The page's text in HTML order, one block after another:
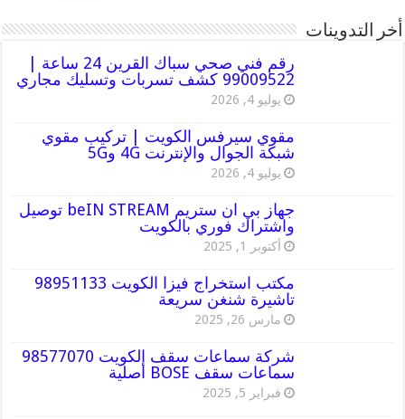
أخر التدوينات
رقم فني صحي سباك القرين 24 ساعة |
99009522 كشف تسربات وتسليك مجاري
يوليو 4, 2026
مقوي سيرفس الكويت | تركيب مقوي
شبكة الجوال والإنترنت 4G و5G
يوليو 4, 2026
جهاز بي ان ستريم beIN STREAM توصيل
واشتراك فوري بالكويت
أكتوبر 1, 2025
مكتب استخراج فيزا الكويت 98951133
تاشيرة شنغن سريعة
مارس 26, 2025
شركة سماعات سقف الكويت 98577070
سماعات سقف BOSE أصلية
فبراير 5, 2025